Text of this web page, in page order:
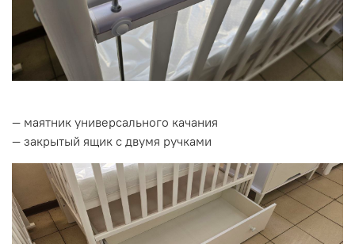
— маятник универсального качания
— закрытый ящик с двумя ручками